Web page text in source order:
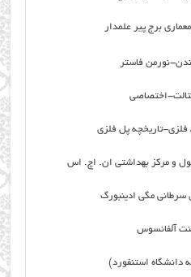
برج پیر علمدار
اختصاصی
فلزی-تاریخچه پل فلزی
و مرکز بهداشتی ان. اچ. اس
سرطانی مگی ادینبورگ
آلفانسوس
دانشگاه استنفورد)